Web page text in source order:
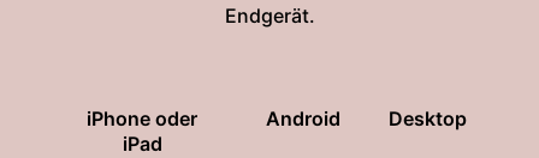
Endgerät.
iPhone oder
iPad
Android Desktop